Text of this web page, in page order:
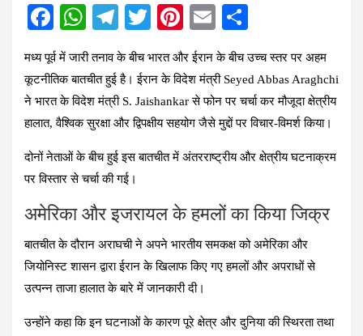
F
a
ce
b
o
o
k
W
h
at
s
A
p
p
T
el
e
gr
a
m
T
tt
er
Pi
nt
er
es
t
E
m
ail ar
e
मध्य पूर्व में जारी तनाव के बीच भारत और ईरान के बीच उच्च स्तर पर अहम
कूटनीतिक बातचीत हुई है। ईरान के विदेश मंत्री Seyed Abbas Araghchi
ने भारत के विदेश मंत्री S. Jaishankar से फोन पर चर्चा कर मौजूदा क्षेत्रीय
हालात, वैश्विक सुरक्षा और द्विपक्षीय सहयोग जैसे मुद्दों पर विचार-विमर्श किया।
दोनों नेताओं के बीच हुई इस बातचीत में अंतरराष्ट्रीय और क्षेत्रीय घटनाक्रम
पर विस्तार से चर्चा की गई।
अमेरिका और इजरायल के हमलों का किया जिक्र
बातचीत के दौरान अराघची ने अपने भारतीय समकक्ष को अमेरिका और
जियोनिस्ट शासन द्वारा ईरान के खिलाफ किए गए हमलों और अपराधों से
उत्पन्न ताजा हालात के बारे में जानकारी दी।
उन्होंने कहा कि इन घटनाओं के कारण पूरे क्षेत्र और दुनिया की स्थिरता तथा